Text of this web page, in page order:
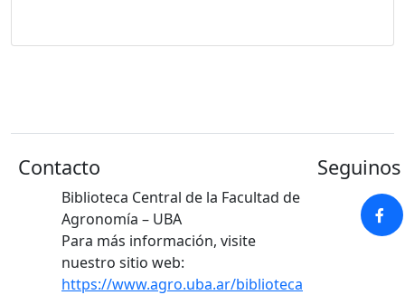
Contacto
Biblioteca Central de la Facultad de
Agronomía – UBA
Para más información, visite
nuestro sitio web:
https://www.agro.uba.ar/biblioteca